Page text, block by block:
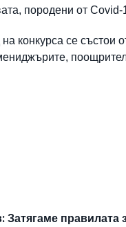
породени от
конкурса се състои
правилата